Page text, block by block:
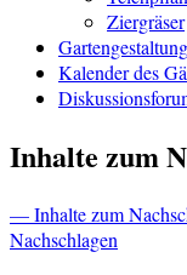
Ziergräser
Gartengestaltung
Kalender des
Inhalte zum
— Inhalte zum
Nachschlagen